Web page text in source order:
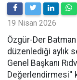
19 Nisan 2026
​Özgür-Der
düzenlediği aylık
Genel Başkanı
Değerlendirmesi''